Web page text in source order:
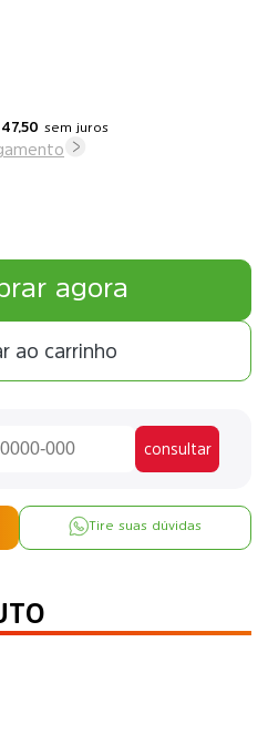
47,50 sem juros
ao carrinho
agora
consultar
Tire suas dúvidas